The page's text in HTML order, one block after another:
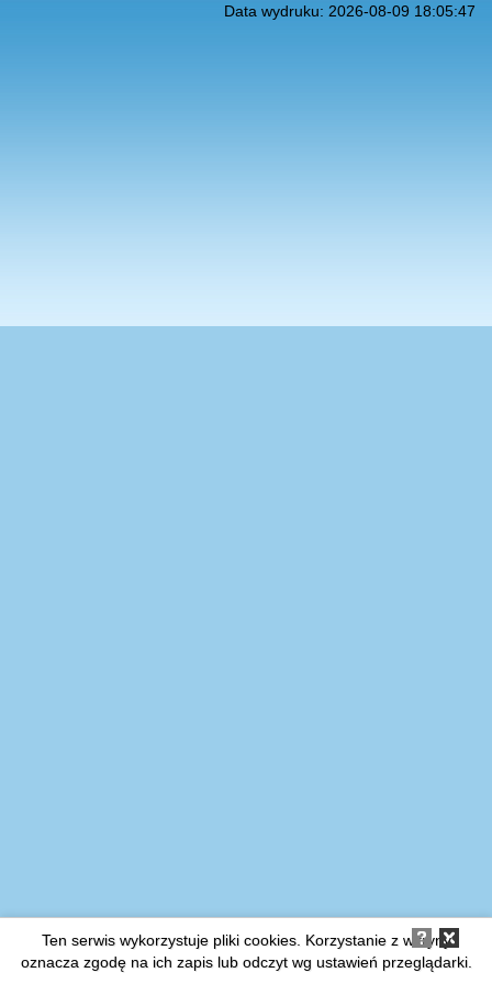
Data wydruku: 2026-08-09 18:05:47
Ten serwis wykorzystuje pliki cookies. Korzystanie z witryny
oznacza zgodę na ich zapis lub odczyt wg ustawień przeglądarki.